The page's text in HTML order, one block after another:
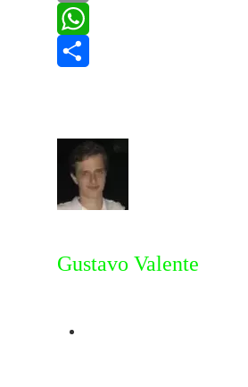
Copy
Link
WhatsApp
Gustavo Valente